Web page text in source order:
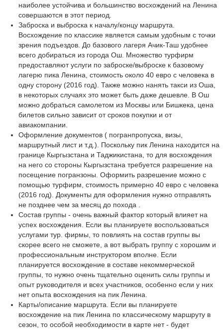
наиболее устойчива и большинство восхождений на Ленина
совершаются в этот период.
Заброска и выброска к началу/концу маршрута.
Восхождение по классике является самым удобным с точки
зрения подъездов. До базового лагеря Ачик-Таш удобнее
всего добираться из города Ош. Множество турфирм
предоставляют услуги по заброске/выброске к базовому
лагерю пика Ленина, стоимость около 40 евро с человека в
одну сторону (2016 год). Также можно нанять такси из Оша,
в некоторых случаях это может быть даже дешевле. В Ош
можно добраться самолетом из Москвы или Бишкека, цена
билетов сильно зависит от сроков покупки и от
авиакомпании.
Оформление документов ( погранпропуска, визы,
маршрутный лист и т.д.). Поскольку пик Ленина находится на
границе Кыргызстана и Таджикистана, то для восхождения
на него со стороны Кыргызстана требуется разрешение на
посещение погранзоны. Оформить разрешение можно с
помощью турфирм, стоимость примерно 40 евро с человека
(2016 год). Документы для оформления нужно отправлять
не позднее чем за месяц до похода .
Состав группы - очень важный фактор который влияет на
успех восхождения. Если вы планируете воспользоваться
услугами тур. фирмы, то повлиять на состав группы вы
скорее всего не сможете, а вот выбрать группу с хорошим и
профессиональным инструктором вполне. Если
планируется восхождение в составе некоммерческой
группы, то нужно очень тщательно оценить силы группы и
опыт руководителя и всех участников, особенно если у них
нет опыта восхождения на пик Ленина.
Карты/описание маршрута. Если вы планируете
восхождение на пик Ленина по классическому маршруту в
сезон, то особой необходимости в карте нет - будет